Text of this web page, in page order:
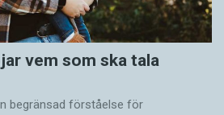
vem som ska tala
begränsad förståelse för